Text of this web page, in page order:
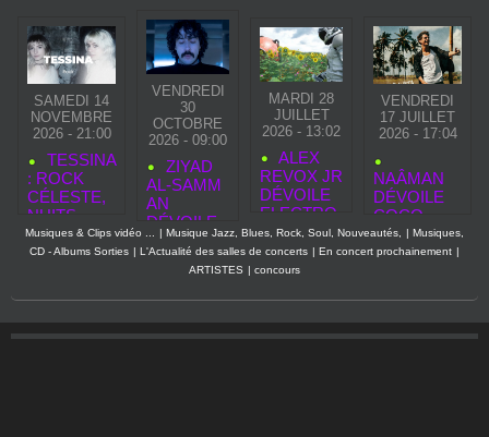
SAMEDI 14
NOVEMBRE
2026 - 21:00
TESSINA
: ROCK
CÉLESTE,
NUITS
SUSPEND
UES ET
NTE
VENDREDI
30
OCTOBRE
2026 - 09:00
ZIYAD
AL‑SAMM
AN
DÉVOILE
«
SECOND
TOUCH »,
NOUVEAU
AVANT LA
MARDI 28
JUILLET
2026 - 13:02
ALEX
REVOX JR
DÉVOILE
ELECTRO
GLAM
PART 1,
UN
E
MODERN
E AU
VENDREDI
17 JUILLET
2026 - 17:04
NAÂMAN
DÉVOILE
COCO
WATA, UNE
CHANSON
PROLONG
Musiques & Clips vidéo ... | Musique Jazz, Blues, Rock, Soul, Nouveautés, | Musiques,
CD - Albums Sorties | L'Actualité des salles de concerts | En concert prochainement |
ARTISTES | concours